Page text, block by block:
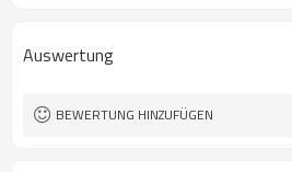
Auswertung
BEWERTUNG HINZUFÜGEN